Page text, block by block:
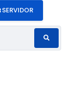
SERVIDOR